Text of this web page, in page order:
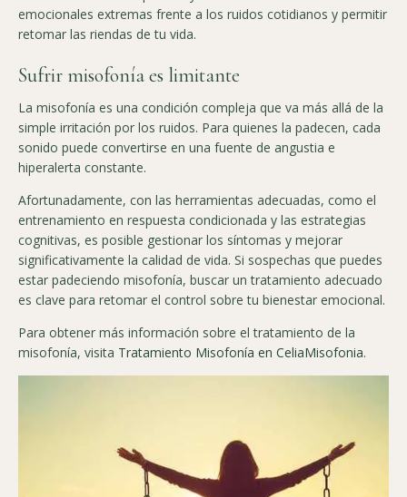
emocionales extremas frente a los ruidos cotidianos y permitir
retomar las riendas de tu vida.
Sufrir misofonía es limitante
La misofonía es una condición compleja que va más allá de la
simple irritación por los ruidos. Para quienes la padecen, cada
sonido puede convertirse en una fuente de angustia e
hiperalerta constante.
Afortunadamente, con las herramientas adecuadas, como el
entrenamiento en respuesta condicionada y las estrategias
cognitivas, es posible gestionar los síntomas y mejorar
significativamente la calidad de vida. Si sospechas que puedes
estar padeciendo misofonía, buscar un tratamiento adecuado
es clave para retomar el control sobre tu bienestar emocional.
Para obtener más información sobre el tratamiento de la
misofonía, visita Tratamiento Misofonía en CeliaMisofonia.